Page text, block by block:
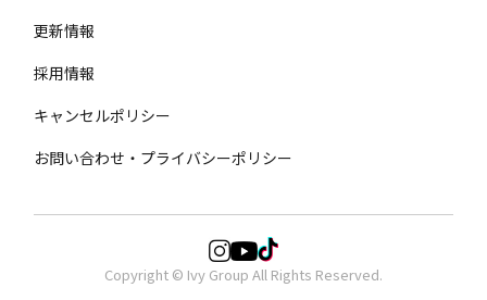
更新情報
採用情報
キャンセルポリシー
お問い合わせ・プライバシーポリシー
Copyright © Ivy Group All Rights Reserved.